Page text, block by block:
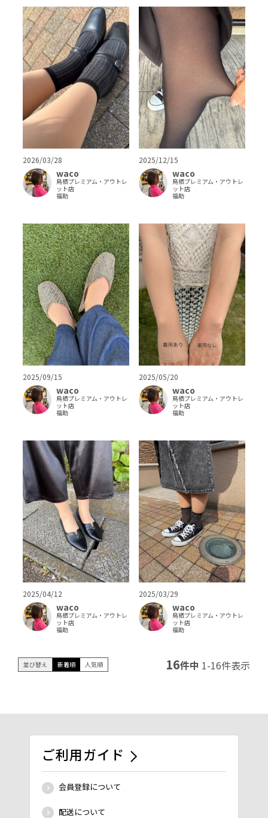
2026/03/28
waco
鳥栖プレミアム・アウトレ
ット店
福助
2025/12/15
waco
鳥栖プレミアム・アウトレ
ット店
福助
2025/09/15
waco
鳥栖プレミアム・アウトレ
ット店
福助
2025/05/20
waco
鳥栖プレミアム・アウトレ
ット店
福助
2025/04/12
waco
鳥栖プレミアム・アウトレ
ット店
福助
2025/03/29
waco
鳥栖プレミアム・アウトレ
ット店
福助
並び替え 新着順 人気順 16件中 1-16件表示
ご利用ガイド
会員登録について
配送について